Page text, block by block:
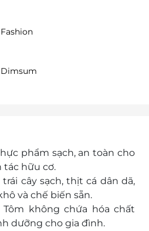
phẩm sạch, an toàn cho
tác hữu cơ.
cây sạch, thịt cá dân dã,
và chế biến sẵn.
không chứa hóa chất
dưỡng cho gia đình.